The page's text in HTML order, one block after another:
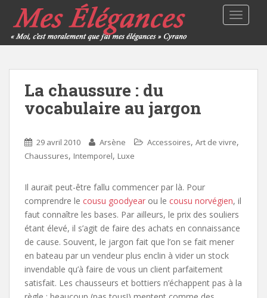
La chaussure : du
vocabulaire au jargon
29 avril 2010 Arsène Accessoires, Art de vivre,
Chaussures, Intemporel, Luxe
Il aurait peut-être fallu commencer par là. Pour
comprendre le cousu goodyear ou le cousu norvégien, il
faut connaître les bases. Par ailleurs, le prix des souliers
étant élevé, il s’agit de faire des achats en connaissance
de cause. Souvent, le jargon fait que l’on se fait mener
en bateau par un vendeur plus enclin à vider un stock
invendable qu’à faire de vous un client parfaitement
satisfait. Les chausseurs et bottiers n’échappent pas à la